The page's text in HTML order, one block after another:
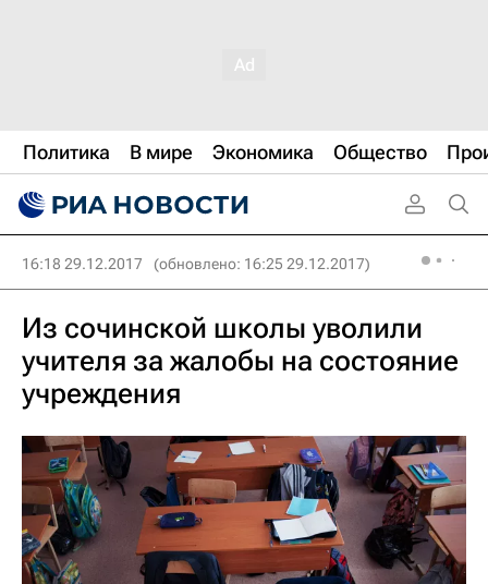
Политика В мире Экономика Общество
16:18 29.12.2017 (обновлено: 16:25 29.12.2017)
Из сочинской школы уволили
учителя за жалобы на состояние
учреждения